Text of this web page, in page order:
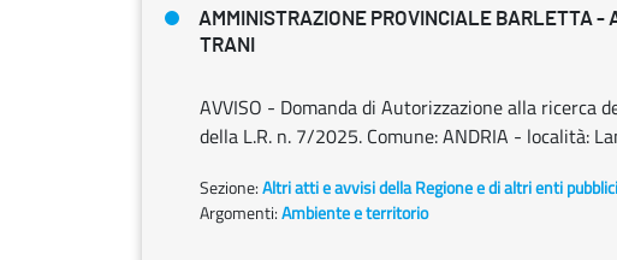
AMMINISTRAZIONE PROVINCIALE BARLETTA -
TRANI
AVVISO - Domanda di Autorizzazione alla ricerca
della L.R. n. 7/2025. Comune: ANDRIA - località:
Sezione:Altri atti e avvisi della Regione e di altri enti
Argomenti:Ambiente e territorio